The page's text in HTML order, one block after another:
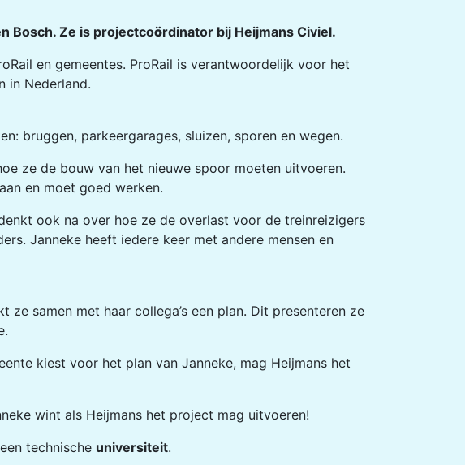
Bosch. Ze is projectcoördinator bij Heijmans Civiel.
en gemeentes. ProRail is verantwoordelijk voor het
in Nederland.
bruggen, parkeergarages, sluizen, sporen en wegen.
ze de bouw van het nieuwe spoor moeten uitvoeren.
en moet goed werken.
ook na over hoe ze de overlast voor de treinreizigers
Janneke heeft iedere keer met andere mensen en
samen met haar collega’s een plan. Dit presenteren ze
kiest voor het plan van Janneke, mag Heijmans het
wint als Heijmans het project mag uitvoeren!
technische universiteit.